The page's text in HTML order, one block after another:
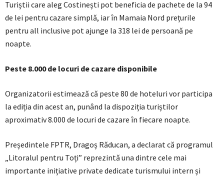
Turiștii care aleg Costinești pot beneficia de pachete de la 94
de lei pentru cazare simplă, iar în Mamaia Nord prețurile
pentru all inclusive pot ajunge la 318 lei de persoană pe
noapte.
Peste 8.000 de locuri de cazare disponibile
Organizatorii estimează că peste 80 de hoteluri vor participa
la ediția din acest an, punând la dispoziția turiștilor
aproximativ 8.000 de locuri de cazare în fiecare noapte.
Președintele FPTR, Dragoș Răducan, a declarat că programul
„Litoralul pentru Toți” reprezintă una dintre cele mai
importante inițiative private dedicate turismului intern și